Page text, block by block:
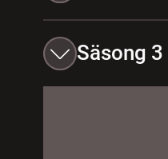
Säsong 3